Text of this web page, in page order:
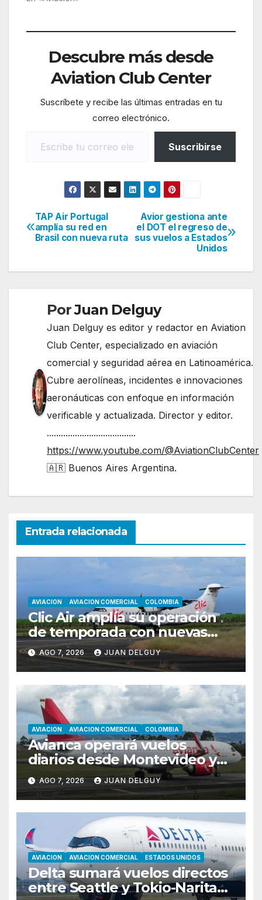
Descubre más desde
Aviation Club Center
Suscríbete y recibe las últimas entradas en tu
correo electrónico.
Suscribirse
Navegación
de
entradas
Avior gestiona ante
el DOT el regreso de
sus vuelos a Estados
Unidos
TAP Air Portugal
amplía su red en
Brasil con nueva ruta
PorJuan Delguy
Juan Delguy es editor y redactor en Aviation
Club Center, especializado en aviación
comercial y seguridad aérea en Latinoamérica.
Cubre aerolíneas, incidentes e innovaciones
aeronáuticas con enfoque en información
verificable y actualizada. Director y editor.
......................................
https://www.youtube.com/@AviationClubCenter
🇦🇷 Buenos Aires Argentina.
Entrada relacionada
AVIACION AVIACION COMERCIAL COLOMBIA
Clic Air amplía su operación
de temporada con nuevas
rutas hacia Cartagena y Tolú
AGO 7, 2026 JUAN DELGUY
AVIACION AVIACION COMERCIAL COLOMBIA
Avianca operará vuelos
diarios desde Montevideo y
Asunción hacia Bogotá
AGO 7, 2026 JUAN DELGUY
AVIACION AVIACION COMERCIAL ESTADOS UNIDOS
Delta sumará vuelos directos
entre Seattle y Tokio-Narita